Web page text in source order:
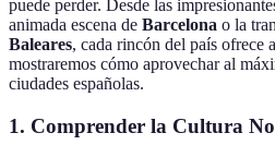
puede perder. Desde las
animada escena de Barcelona o la
Baleares, cada rincón del país ofrece
mostraremos cómo aprovechar al
ciudades españolas.
1. Comprender la Cultura